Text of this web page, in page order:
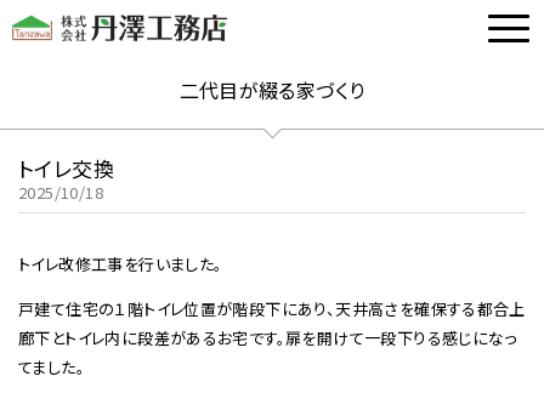
二代目が綴る家づくり
トイレ交換
2025/10/18
トイレ改修工事を行いました。
戸建て住宅の１階トイレ位置が階段下にあり、天井高さを確保する都合上
廊下とトイレ内に段差があるお宅です。扉を開けて一段下りる感じになっ
てました。